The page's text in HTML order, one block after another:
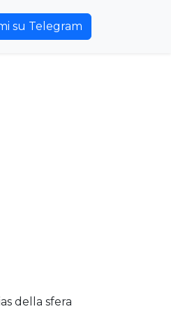
su Telegram
della sfera